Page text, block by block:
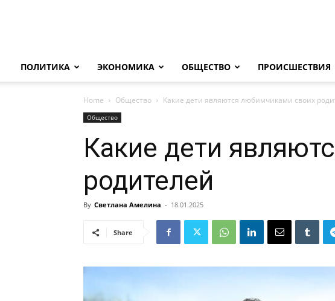
ПОЛИТИКА ЭКОНОМИКА ОБЩЕСТВО ПРОИСШЕСТВИЯ
Home Общество Какие дети являются любимчиками своих
Общество
Какие дети
родителей
By Светлана Амелина - 18.01.2025
Share